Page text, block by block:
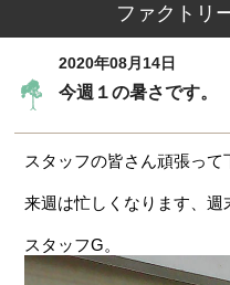
ファクトリ
2020年08月14日
今週１の暑さです。
スタッフの皆さん頑張って
来週は忙しくなります、週
スタッフG。